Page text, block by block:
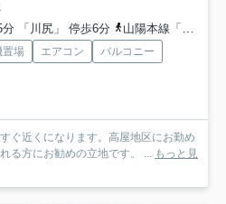
「川尻」 停歩6分
山陽本線「西高屋」駅 徒歩37分
置場 エアコン
バルコニー
ぐ近くになります。高屋地区にお勤め
る方にお勧めの立地です。 ... もっと見